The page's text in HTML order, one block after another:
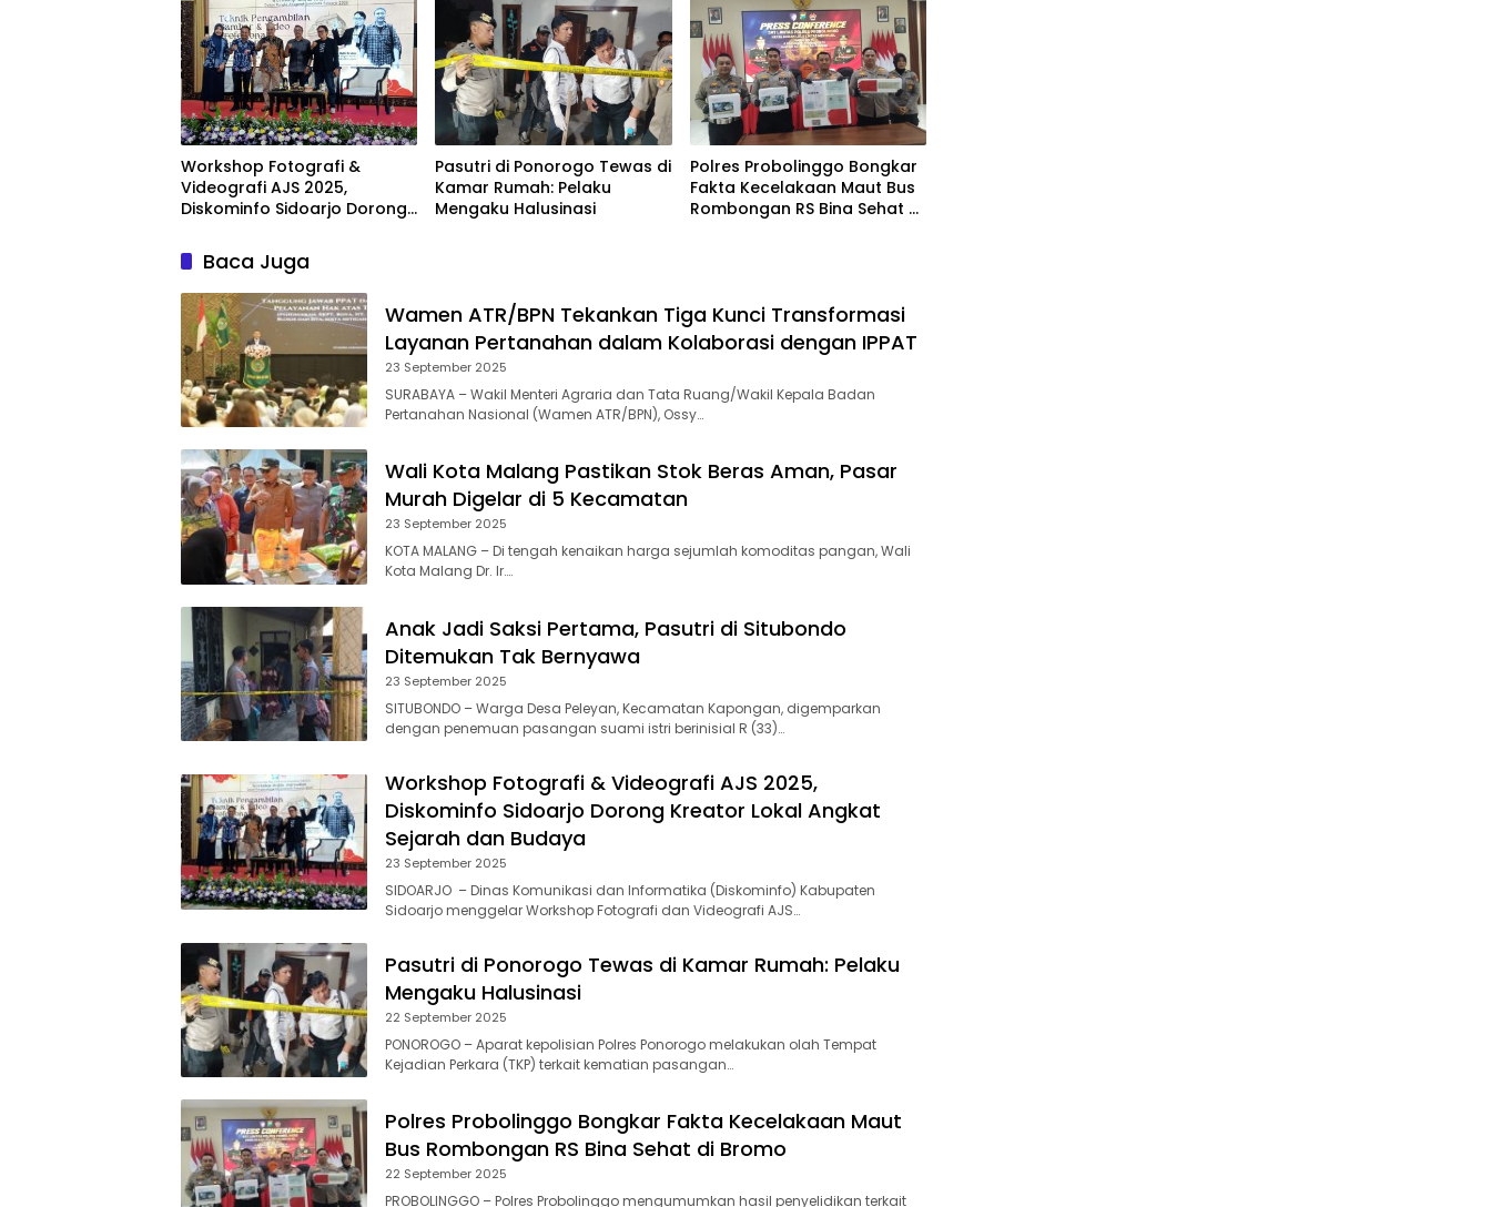
Workshop Fotografi &
Videografi AJS 2025,
Diskominfo Sidoarjo Dorong
Sejarah dan Budaya
Pasutri di Ponorogo Tewas di
Kamar Rumah: Pelaku
Mengaku Halusinasi
Polres Probolinggo Bongkar
Fakta Kecelakaan Maut Bus
Rombongan RS Bina Sehat di
Baca Juga
Wamen ATR/BPN Tekankan Tiga Kunci Transformasi
Layanan Pertanahan dalam Kolaborasi dengan IPPAT
23 September 2025
SURABAYA – Wakil Menteri Agraria dan Tata Ruang/Wakil Kepala Badan
Pertanahan Nasional (Wamen ATR/BPN), Ossy…
Wali Kota Malang Pastikan Stok Beras Aman, Pasar
Murah Digelar di 5 Kecamatan
23 September 2025
KOTA MALANG – Di tengah kenaikan harga sejumlah komoditas pangan, Wali
Kota Malang Dr. Ir….
Anak Jadi Saksi Pertama, Pasutri di Situbondo
Ditemukan Tak Bernyawa
23 September 2025
SITUBONDO – Warga Desa Peleyan, Kecamatan Kapongan, digemparkan
dengan penemuan pasangan suami istri berinisial R (33)…
Workshop Fotografi & Videografi AJS 2025,
Diskominfo Sidoarjo Dorong Kreator Lokal Angkat
Sejarah dan Budaya
23 September 2025
SIDOARJO – Dinas Komunikasi dan Informatika (Diskominfo) Kabupaten
Sidoarjo menggelar Workshop Fotografi dan Videografi AJS…
Pasutri di Ponorogo Tewas di Kamar Rumah: Pelaku
Mengaku Halusinasi
22 September 2025
PONOROGO – Aparat kepolisian Polres Ponorogo melakukan olah Tempat
Kejadian Perkara (TKP) terkait kematian pasangan…
Polres Probolinggo Bongkar Fakta Kecelakaan Maut
Bus Rombongan RS Bina Sehat di Bromo
22 September 2025
PROBOLINGGO – Polres Probolinggo mengumumkan hasil penyelidikan terkait